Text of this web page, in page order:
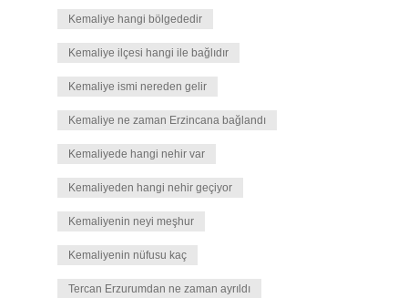
Kemaliye hangi bölgededir
Kemaliye ilçesi hangi ile bağlıdır
Kemaliye ismi nereden gelir
Kemaliye ne zaman Erzincana bağlandı
Kemaliyede hangi nehir var
Kemaliyeden hangi nehir geçiyor
Kemaliyenin neyi meşhur
Kemaliyenin nüfusu kaç
Tercan Erzurumdan ne zaman ayrıldı